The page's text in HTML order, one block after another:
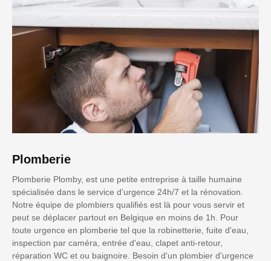
Plomberie
Plomberie Plomby, est une petite entreprise à taille humaine
spécialisée dans le service d’urgence 24h/7 et la rénovation.
Notre équipe de plombiers qualifiés est là pour vous servir et
peut se déplacer partout en Belgique en moins de 1h. Pour
toute urgence en plomberie tel que la robinetterie, fuite d'eau,
inspection par caméra, entrée d'eau, clapet anti-retour,
réparation WC et ou baignoire. Besoin d'un plombier d'urgence